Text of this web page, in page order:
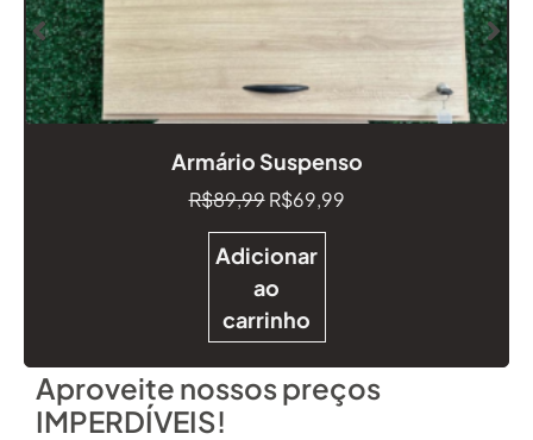
Armário Suspenso
R$89,99 R$69,99
Adicionar
ao
carrinho
Aproveite nossos preços
IMPERDÍVEIS!